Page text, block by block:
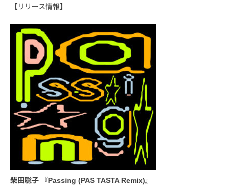
【リリース情報】
柴田聡子 『Passing (PAS TASTA Remix)』